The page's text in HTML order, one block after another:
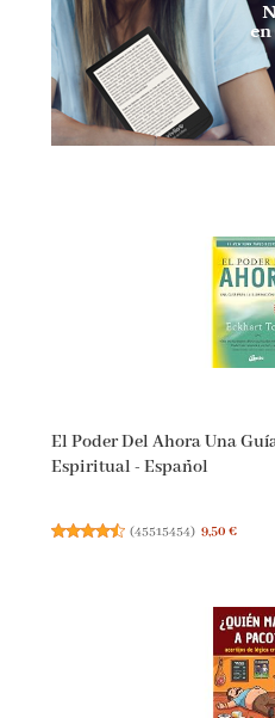
El Poder Del Ahora Una
Espiritual - Español
(45515454) 9,50 €